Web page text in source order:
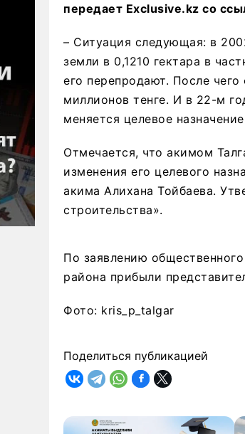
передает Exclusive.kz со
– Ситуация следующая: в
земли в 0,1210 гектара в
его перепродают. После
миллионов тенге. И в 22-м
меняется целевое
Отмечается, что акимом
изменения его целевого
акима Алихана Тойбаева.
строительства».
По заявлению
района прибыли
Фото: kris_p_talgar
Поделиться публикацией